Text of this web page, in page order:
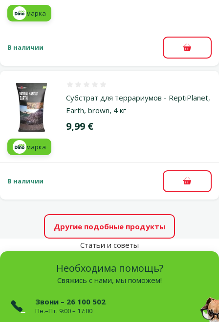
марка
В наличии В
Субстрат для террариумов - ReptiPlanet,
Earth, brown, 4 кг
Цена
9,99 €
марка
В наличии В
Другие подобные продукты
Статьи и советы
Необходима помощь?
Свяжись с нами, мы поможем!
Звони – 26 100 502
Пн.–Пт. 9:00 – 17:00